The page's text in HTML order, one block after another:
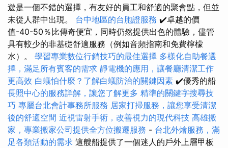
遊是一個不錯的選擇，有友好的員工和舒適的聚會點，但並
未從人群中出現。 台中地區的台胞證服務 ✔️卓越的價
值-40-50％比傳奇便宜，同時仍然提供出色的體驗，儘管
具有較少的非基礎舒適服務（例如音頻指南和免費檸檬
水）。 學習專業數位行銷技巧的最佳選擇 多樣化自助餐選
擇，滿足所有賓客的需求 靜電機的應用，讓餐廳清潔工作
更高效 白蟻怕什麼？了解白蟻防治的關鍵因素 ✔️優秀的船
長照中心的服務詳解，讓您了解更多 精準的關鍵字搜尋技
巧 專屬台北會計事務所服務 居家打掃服務，讓您享受清潔
後的舒適空間 近視雷射手術，改善視力的現代科技 高雄搬
家，專業搬家公司提供全方位搬遷服務 - 台北外燴服務，滿
足各類活動的需求 這艘船提供了一個迷人的戶外上層甲板